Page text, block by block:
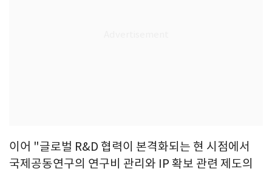
이어 "글로벌 R&D 협력이 본격화되는 현 시점에서
국제공동연구의 연구비 관리와 IP 확보 관련 제도의